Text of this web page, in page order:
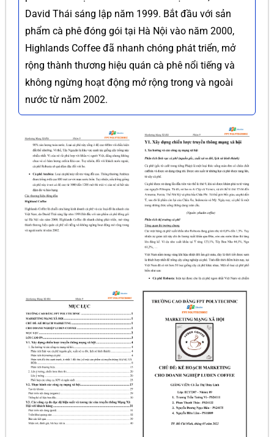
David Thái sáng lập năm 1999. Bắt đầu với sản
phẩm cà phê đóng gói tại Hà Nội vào năm 2000,
Highlands Coffee đã nhanh chóng phát triển, mở
rộng thành thương hiệu quán cà phê nổi tiếng và
không ngừng hoạt động mở rộng trong và ngoài
nước từ năm 2002.